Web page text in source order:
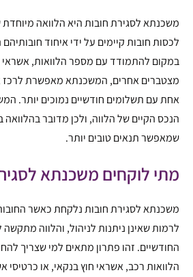
משכנתא לסגירת חובות היא הלוואה
לכסות חובות קיימים על ידי איחוד
במקום להתמודד עם מספר הלוואות, אשראי
מצטברים אחרים, המשכנתא מאפשרת לרכז
אחת עם תשלומים חודשיים נמוכים יותר.
הנכס הקיים של הלווה, ולכן מדובר
שמאפשר תנאים טובים יותר.
מתי לוקחים משכנתא
משכנתא לסגירת חובות נלקחת כאשר
לרמות שאינן ניתנות לניהול, והלווה
החודשיים. זהו פתרון מתאים למי שצריך
הלוואות רכב, אשראי חוץ בנקאי, או כרטיסי